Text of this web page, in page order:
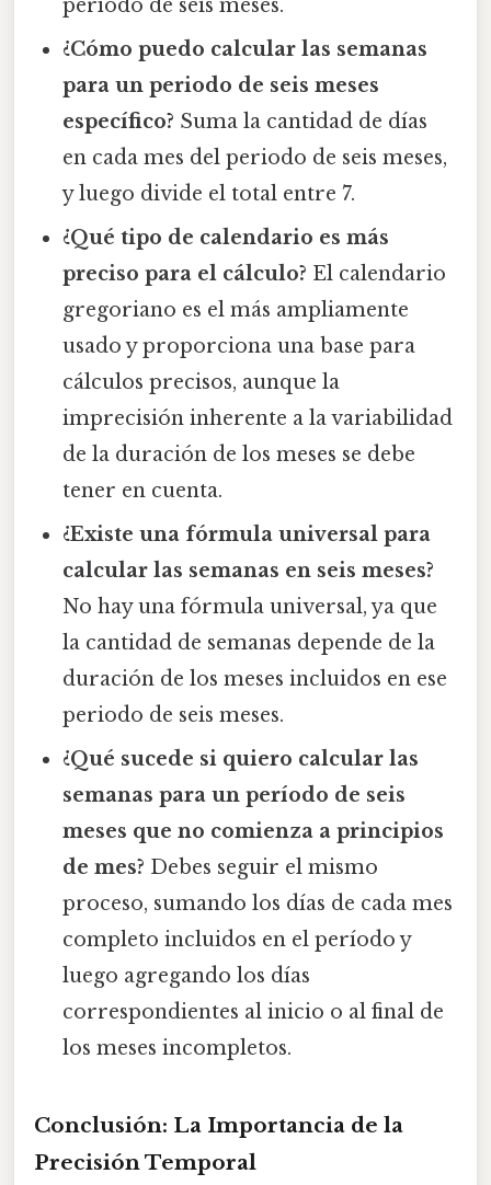
período de seis meses.
¿Cómo puedo calcular las semanas
para un periodo de seis meses
específico? Suma la cantidad de días
en cada mes del periodo de seis meses,
y luego divide el total entre 7.
¿Qué tipo de calendario es más
preciso para el cálculo? El calendario
gregoriano es el más ampliamente
usado y proporciona una base para
cálculos precisos, aunque la
imprecisión inherente a la variabilidad
de la duración de los meses se debe
tener en cuenta.
¿Existe una fórmula universal para
calcular las semanas en seis meses?
No hay una fórmula universal, ya que
la cantidad de semanas depende de la
duración de los meses incluidos en ese
periodo de seis meses.
¿Qué sucede si quiero calcular las
semanas para un período de seis
meses que no comienza a principios
de mes? Debes seguir el mismo
proceso, sumando los días de cada mes
completo incluidos en el período y
luego agregando los días
correspondientes al inicio o al final de
los meses incompletos.
Conclusión: La Importancia de la
Precisión Temporal